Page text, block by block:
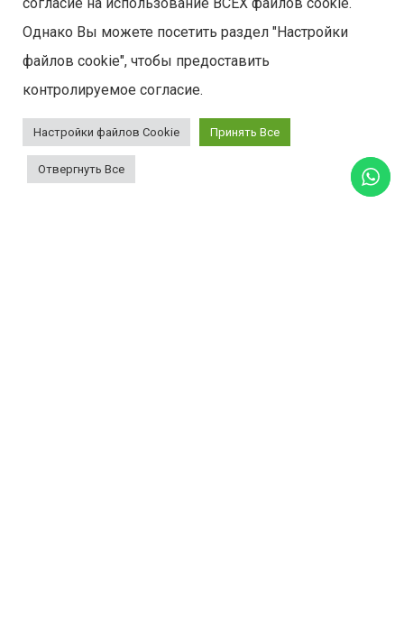
Однако Вы можете посетить раздел "Настройки
файлов cookie", чтобы предоставить
контролируемое согласие.
Настройки файлов Cookie Принять Все
Отвергнуть Все